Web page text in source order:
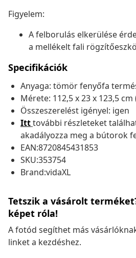
Figyelem:
A felborulás elkerülése
a mellékelt fali
Specifikációk
Anyaga: tömör fenyőfa
Mérete: 112,5 x 23 x 123,5 cm
Összeszerelést igényel: igen
Itttovábbi részleteket
akadályozza meg a bútorok
EAN:8720845431853
SKU:353754
Brand:vidaXL
Tetszik a vásárolt
képet róla!
A fotód segíthet más
linket a kezdéshez.